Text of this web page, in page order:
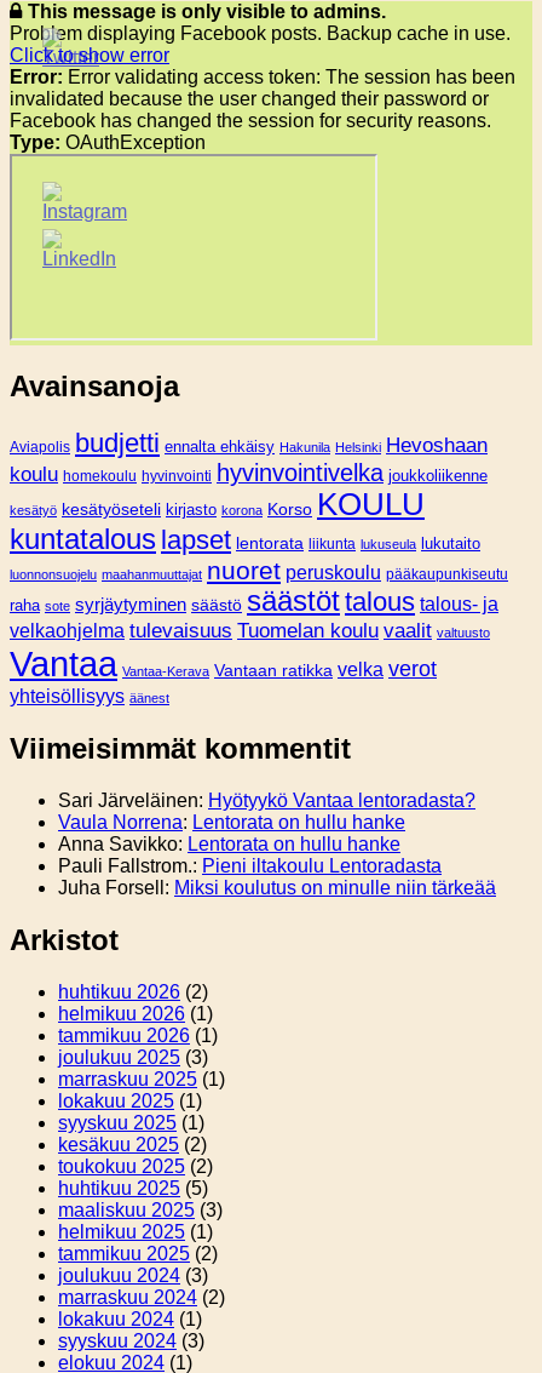
This message is only visible to admins.
Problem displaying Facebook posts. Backup cache in use.
Click to show error
Error: Error validating access token: The session has been
invalidated because the user changed their password or
Facebook has changed the session for security reasons.
Type: OAuthException
Avainsanoja
Aviapolis budjetti ennalta ehkäisy Hakunila Helsinki Hevoshaan
koulu homekoulu hyvinvointi hyvinvointivelka joukkoliikenne
kesätyö kesätyöseteli kirjasto korona Korso KOULU
kuntatalous lapset lentorata liikunta lukuseula lukutaito
luonnonsuojelu maahanmuuttajat nuoret peruskoulu pääkaupunkiseutu
raha sote syrjäytyminen säästö säästöttalous talous- ja
velkaohjelma tulevaisuus Tuomelan koulu vaalit valtuusto
Vantaa Vantaa-Kerava Vantaan ratikka velka verot
yhteisöllisyys äänest
Viimeisimmät kommentit
Sari Järveläinen: Hyötyykö Vantaa lentoradasta?
Vaula Norrena: Lentorata on hullu hanke
Anna Savikko: Lentorata on hullu hanke
Pauli Fallstrom.: Pieni iltakoulu Lentoradasta
Juha Forsell : Miksi koulutus on minulle niin tärkeää
Arkistot
huhtikuu 2026 (2)
helmikuu 2026 (1)
tammikuu 2026 (1)
joulukuu 2025 (3)
marraskuu 2025 (1)
lokakuu 2025 (1)
syyskuu 2025 (1)
kesäkuu 2025 (2)
toukokuu 2025 (2)
huhtikuu 2025 (5)
maaliskuu 2025 (3)
helmikuu 2025 (1)
tammikuu 2025 (2)
joulukuu 2024 (3)
marraskuu 2024 (2)
lokakuu 2024 (1)
syyskuu 2024 (3)
elokuu 2024 (1)